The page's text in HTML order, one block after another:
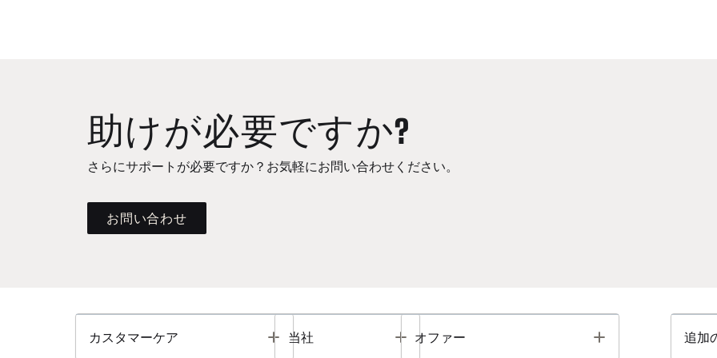
助けが必要ですか?
さらにサポートが必要ですか？お気軽にお問い合わせください。
お問い合わせ
カスタマーケア Toggle
当社 Toggle
オファー Toggle 追加